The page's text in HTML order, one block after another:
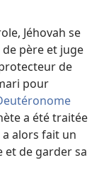
Jéhovah se
père et juge
de
pour
a été traitée
a alors fait un
de garder sa